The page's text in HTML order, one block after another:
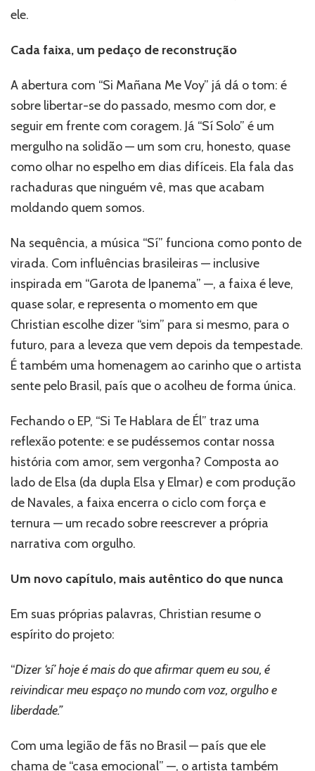
ele.
Cada faixa, um pedaço de reconstrução
A abertura com “Si Mañana Me Voy” já dá o tom: é
sobre libertar-se do passado, mesmo com dor, e
seguir em frente com coragem. Já “Sí Solo” é um
mergulho na solidão — um som cru, honesto, quase
como olhar no espelho em dias difíceis. Ela fala das
rachaduras que ninguém vê, mas que acabam
moldando quem somos.
Na sequência, a música “Sí” funciona como ponto de
virada. Com influências brasileiras — inclusive
inspirada em “Garota de Ipanema” —, a faixa é leve,
quase solar, e representa o momento em que
Christian escolhe dizer “sim” para si mesmo, para o
futuro, para a leveza que vem depois da tempestade.
É também uma homenagem ao carinho que o artista
sente pelo Brasil, país que o acolheu de forma única.
Fechando o EP, “Si Te Hablara de Él” traz uma
reflexão potente: e se pudéssemos contar nossa
história com amor, sem vergonha? Composta ao
lado de Elsa (da dupla Elsa y Elmar) e com produção
de Navales, a faixa encerra o ciclo com força e
ternura — um recado sobre reescrever a própria
narrativa com orgulho.
Um novo capítulo, mais autêntico do que nunca
Em suas próprias palavras, Christian resume o
espírito do projeto:
“Dizer ‘sí’ hoje é mais do que afirmar quem eu sou, é
reivindicar meu espaço no mundo com voz, orgulho e
liberdade.”
Com uma legião de fãs no Brasil — país que ele
chama de “casa emocional” —, o artista também